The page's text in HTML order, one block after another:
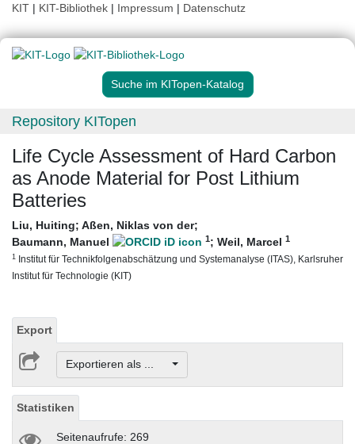
KIT | KIT-Bibliothek | Impressum | Datenschutz
Suche im KITopen-Katalog
Repository KITopen
Life Cycle Assessment of Hard Carbon
as Anode Material for Post Lithium
Batteries
Liu, Huiting; Aßen, Niklas von der;
Baumann, Manuel
1; Weil, Marcel 1
1 Institut für Technikfolgenabschätzung und Systemanalyse (ITAS), Karlsruher
Institut für Technologie (KIT)
Export
Exportieren als ...
Statistiken
Seitenaufrufe: 269